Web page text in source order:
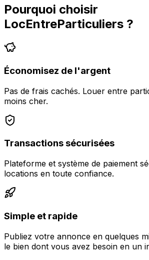
Pourquoi choisir
LocEntreParticuliers ?
Économisez de l'argent
Pas de frais cachés. Louer entre
moins cher.
Transactions sécurisées
Plateforme et système de paiement
locations en toute confiance.
Simple et rapide
Publiez votre annonce en quelques
le bien dont vous avez besoin en un